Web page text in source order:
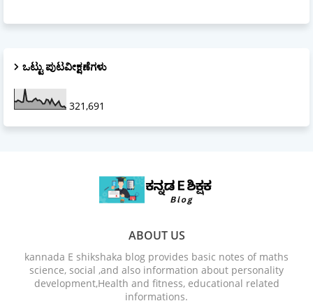
ಒಟ್ಟು ಪುಟವೀಕ್ಷಣೆಗಳು
321,691
ABOUT US
kannada E shikshaka blog provides basic notes of maths
science, social ,and also information about personality
development,Health and fitness, educational related
informations.